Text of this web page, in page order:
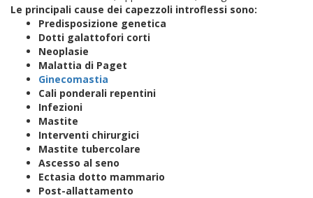
Le principali cause dei capezzoli introflessi sono:
Predisposizione genetica
Dotti galattofori corti
Neoplasie
Malattia di Paget
Ginecomastia
Cali ponderali repentini
Infezioni
Mastite
Interventi chirurgici
Mastite tubercolare
Ascesso al seno
Ectasia dotto mammario
Post-allattamento